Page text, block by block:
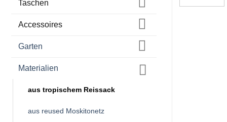
Taschen
Accessoires
Garten
Materialien
aus tropischem Reissack
aus reused Moskitonetz